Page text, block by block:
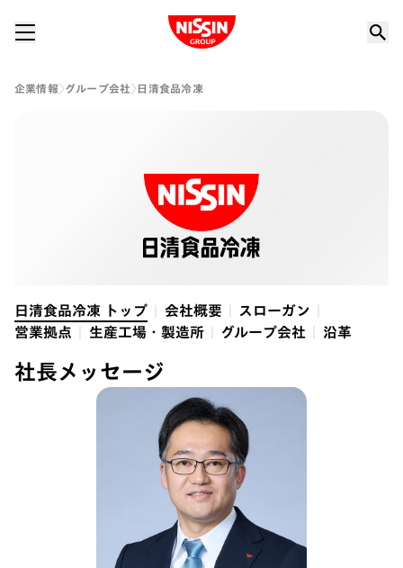
Nissin Group
企業情報 グループ会社 日清食品冷凍
日清食品冷凍 トップ 会社概要
スローガン
営業拠点
生産工場・製造所 グループ会社 沿革
社長メッセージ